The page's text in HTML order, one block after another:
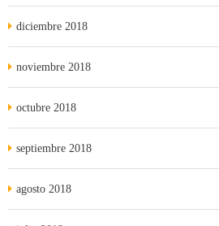
diciembre 2018
noviembre 2018
octubre 2018
septiembre 2018
agosto 2018